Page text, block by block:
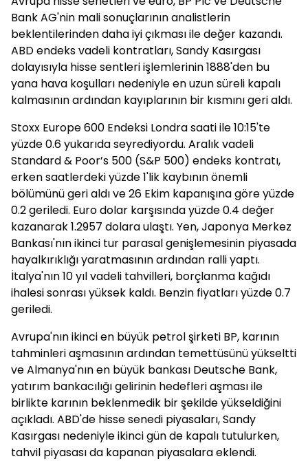
Bank AG'nin mali sonuçlarının analistlerin
beklentilerinden daha iyi çıkması ile değer kazandı.
ABD endeks vadeli kontratları, Sandy Kasırgası
dolayısıyla hisse sentleri işlemlerinin 1888'den bu
yana hava koşulları nedeniyle en uzun süreli kapalı
kalmasının ardından kayıplarının bir kısmını geri aldı.
Stoxx Europe 600 Endeksi Londra saati ile 10:15'te
yüzde 0.6 yukarıda seyrediyordu. Aralık vadeli
Standard & Poor’s 500 (S&P 500) endeks kontratı,
erken saatlerdeki yüzde 1'lik kaybının önemli
bölümünü geri aldı ve 26 Ekim kapanışına göre yüzde
0.2 geriledi. Euro dolar karşısında yüzde 0.4 değer
kazanarak 1.2957 dolara ulaştı. Yen, Japonya Merkez
Bankası'nın ikinci tur parasal genişlemesinin piyasada
hayalkırıklığı yaratmasının ardından ralli yaptı.
İtalya'nın 10 yıl vadeli tahvilleri, borçlanma kağıdı
ihalesi sonrası yüksek kaldı. Benzin fiyatları yüzde 0.7
geriledi.
Avrupa'nın ikinci en büyük petrol şirketi BP, karının
tahminleri aşmasının ardından temettüsünü yükseltti
ve Almanya'nın en büyük bankası Deutsche Bank,
yatırım bankacılığı gelirinin hedefleri aşması ile
birlikte karının beklenmedik bir şekilde yükseldiğini
açıkladı. ABD'de hisse senedi piyasaları, Sandy
Kasırgası nedeniyle ikinci gün de kapalı tutulurken,
tahvil piyasası da kapanan piyasalara eklendi.